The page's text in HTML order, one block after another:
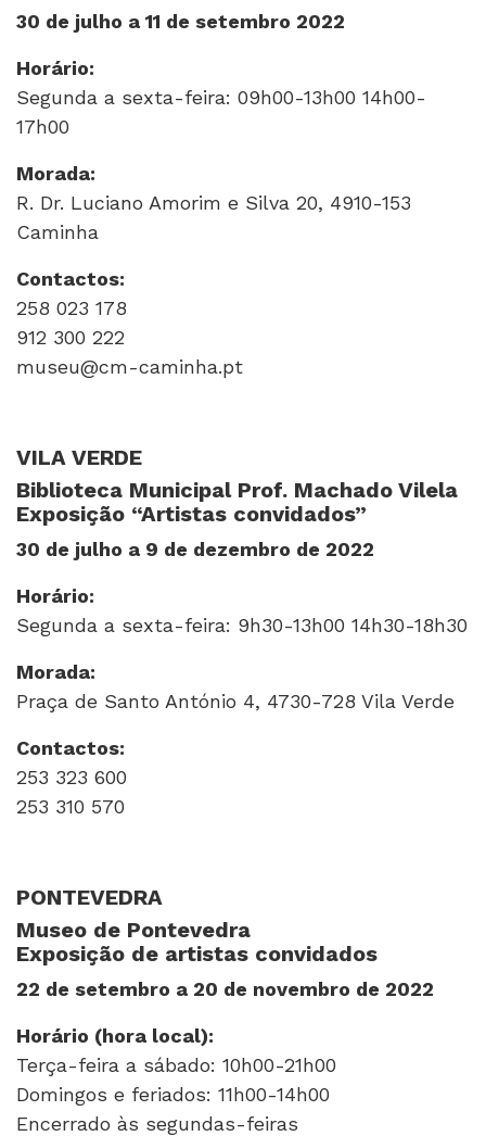
30 de julho a 11 de setembro 2022
Horário:
Segunda a sexta-feira: 09h00-13h00 14h00-
17h00
Morada:
R. Dr. Luciano Amorim e Silva 20, 4910-153
Caminha
Contactos:
258 023 178
912 300 222
museu@cm-caminha.pt
VILA VERDE
Biblioteca Municipal Prof. Machado Vilela
Exposição “Artistas convidados”
30 de julho a 9 de dezembro de 2022
Horário:
Segunda a sexta-feira: 9h30-13h00 14h30-18h30
Morada:
Praça de Santo António 4, 4730-728 Vila Verde
Contactos:
253 323 600
253 310 570
PONTEVEDRA
Museo de Pontevedra
Exposição de artistas convidados
22 de setembro a 20 de novembro de 2022
Horário (hora local):
Terça-feira a sábado: 10h00-21h00
Domingos e feriados: 11h00-14h00
Encerrado às segundas-feiras